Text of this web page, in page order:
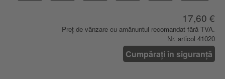
17,60 €
Preț de vânzare cu amănuntul recomandat fără TVA.
Nr. articol 41020
Cumpărați în siguranță